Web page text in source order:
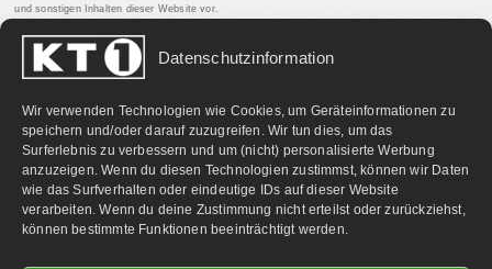
Datenschutzinformation
Wir verwenden Technologien wie Cookies, um Geräteinformationen zu
speichern und/oder darauf zuzugreifen. Wir tun dies, um das
Surferlebnis zu verbessern und um (nicht) personalisierte Werbung
anzuzeigen. Wenn du diesen Technologien zustimmst, können wir Daten
wie das Surfverhalten oder eindeutige IDs auf dieser Website
verarbeiten. Wenn du deine Zustimmung nicht erteilst oder zurückziehst,
können bestimmte Funktionen beeinträchtigt werden.
und sonstigen Inhalten dieser Website vor.
PARTNERLINKS: